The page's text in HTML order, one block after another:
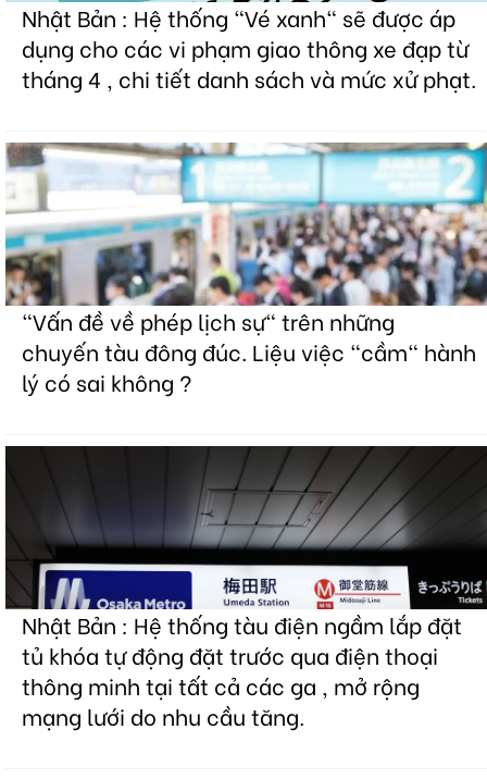
Nhật Bản : Hệ thống "Vé xanh" sẽ được áp
dụng cho các vi phạm giao thông xe đạp từ
tháng 4 , chi tiết danh sách và mức xử phạt.
"Vấn đề về phép lịch sự" trên những
chuyến tàu đông đúc. Liệu việc "cầm" hành
lý có sai không ?
Nhật Bản : Hệ thống tàu điện ngầm lắp đặt
tủ khóa tự động đặt trước qua điện thoại
thông minh tại tất cả các ga , mở rộng
mạng lưới do nhu cầu tăng.